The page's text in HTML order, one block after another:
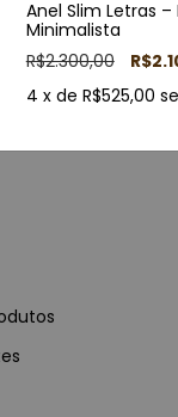
Anel Slim Letras
Minimalista
R$2.300,00
4 x de R$525,00